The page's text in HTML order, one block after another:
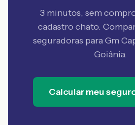
3 minutos, sem
cadastro chato.
seguradoras para Gm
Goiânia.
Calcular meu